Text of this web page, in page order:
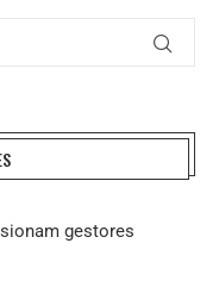
gestores